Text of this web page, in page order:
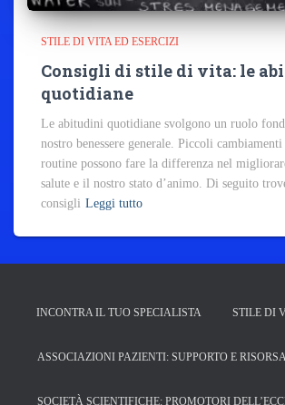
STILE DI VITA ED ESERCIZI
Consigli di stile di vita: le
quotidiane
Le abitudini quotidiane svolgono un ruolo
nostro benessere generale. Piccoli
routine possono fare la differenza nel
salute e il nostro stato d’animo. Di seguito
consigli Leggi tutto
INCONTRA IL TUO SPECIALISTA STILE DI
ASSOCIAZIONI PAZIENTI: SUPPORTO E
SOCIETÀ SCIENTIFICHE: PROMOTORI